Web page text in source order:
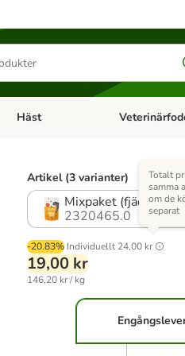
Fisk
Open category menu: Fågel
Häst Open category
Artikel (3 varianter)
Mixpaket (fjäderfä +
2320465.0
-20.83% Individuellt 24,00 kr
Totalt
samma
om de
separat
19,00 kr
146,20 kr / kg